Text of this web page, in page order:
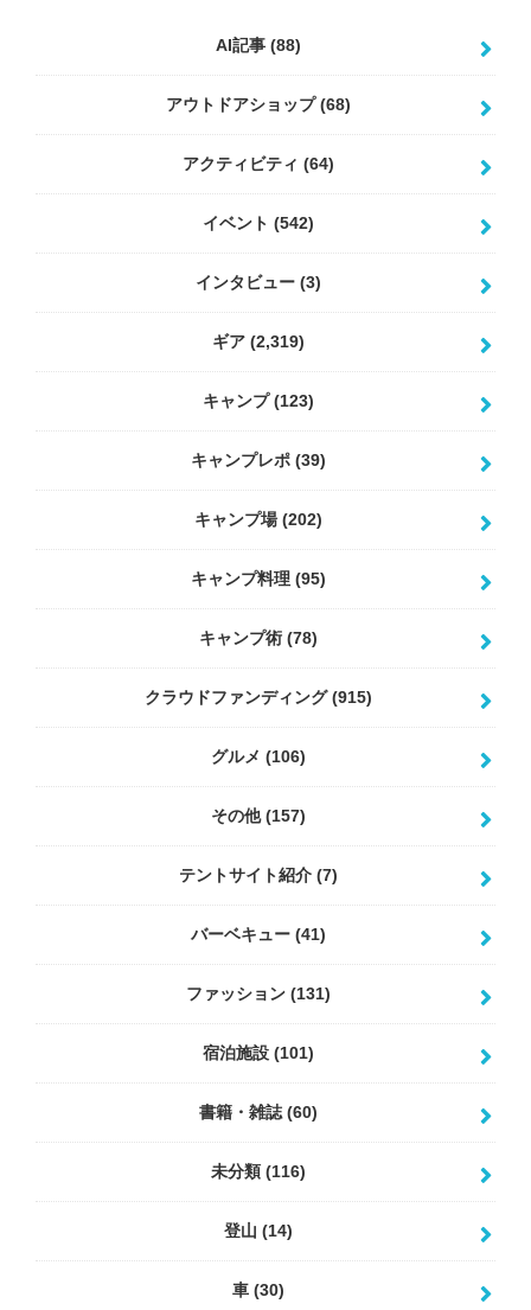
AI記事 (88)
アウトドアショップ(68)
アクティビティ (64)
イベント (542)
インタビュー (3)
ギア (2,319)
キャンプ(123)
キャンプレポ (39)
キャンプ場(202)
キャンプ料理 (95)
キャンプ術 (78)
クラウドファンディング(915)
グルメ (106)
その他(157)
テントサイト紹介 (7)
バーベキュー (41)
ファッション (131)
宿泊施設 (101)
書籍・雑誌(60)
未分類 (116)
登山 (14)
車 (30)